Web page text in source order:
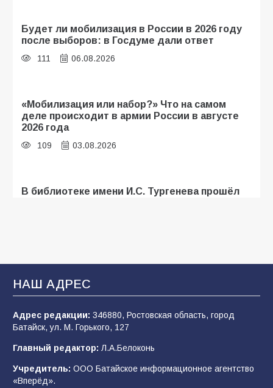
Будет ли мобилизация в России в 2026 году
после выборов: в Госдуме дали ответ
111 06.08.2026
«Мобилизация или набор?» Что на самом
деле происходит в армии России в августе
2026 года
109 03.08.2026
В библиотеке имени И.С. Тургенева прошёл
В Батайске продолжаются дорожные работы
108 04.08.2026
строительные профессии в ходе
спортивного праздника
90
НАШ АДРЕС
Адрес редакции: 346880, Ростовская область, город
Батайск, ул. М. Горького, 127
Главный редактор: Л.А.Белоконь
Учредитель: ООО Батайское информационное агентство
«Вперёд».